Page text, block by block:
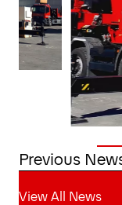
Previous
View All News